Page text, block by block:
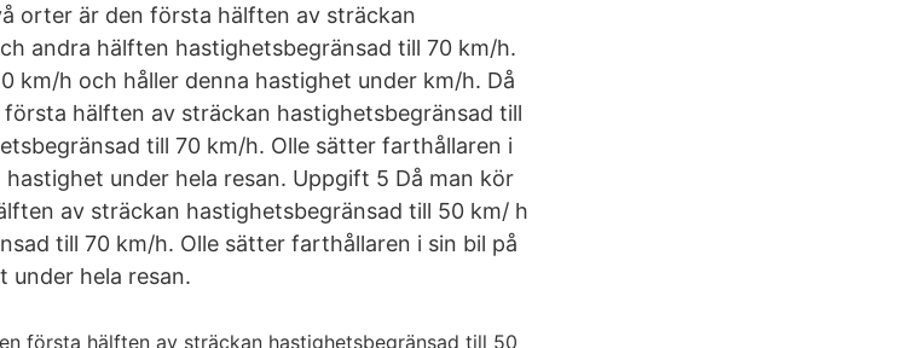
orter är den första hälften av sträckan
andra hälften hastighetsbegränsad till 70 km/h.
km/h och håller denna hastighet under km/h. Då
hälften av sträckan hastighetsbegränsad till
till 70 km/h. Olle sätter farthållaren i
under hela resan. Uppgift 5 Då man kör
av sträckan hastighetsbegränsad till 50 km/ h
till 70 km/h. Olle sätter farthållaren i sin bil på
under hela resan.